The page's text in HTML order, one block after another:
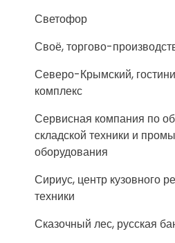
Светофор
Своё, торгово-
Северо-Крымский,
комплекс
Сервисная компания по
складской техники и
оборудования
Сириус, центр кузовного
техники
Сказочный лес, русская